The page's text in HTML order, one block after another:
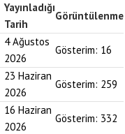
Yayınladığı
Tarih
Görüntülenme
4 Ağustos
2026
Gösterim: 16
23 Haziran
2026
Gösterim: 259
16 Haziran
2026
Gösterim: 332